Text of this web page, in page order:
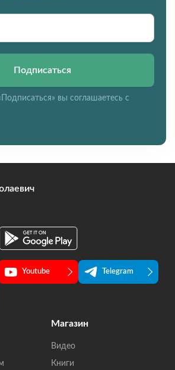
Подписаться
вы соглашаетесь с
Youtube Telegram
Магазин
Видео
Книги